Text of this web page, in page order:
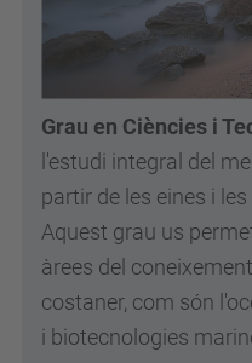
Grau en Ciències i
l'estudi integral del
partir de les eines i
Aquest grau us
àrees del
costaner, com són
i biotecnologies